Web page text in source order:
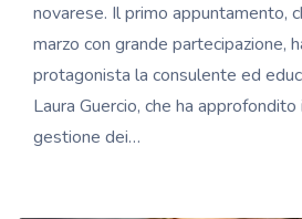
novarese. Il primo appuntamento,
marzo con grande partecipazione,
protagonista la consulente ed
Laura Guercio, che ha
gestione dei…